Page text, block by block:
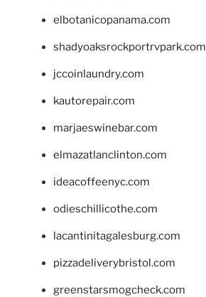
elbotanicopanama.com
shadyoaksrockportrvpark.com
jccoinlaundry.com
kautorepair.com
marjaeswinebar.com
elmazatlanclinton.com
ideacoffeenyc.com
odieschillicothe.com
lacantinitagalesburg.com
pizzadeliverybristol.com
greenstarsmogcheck.com